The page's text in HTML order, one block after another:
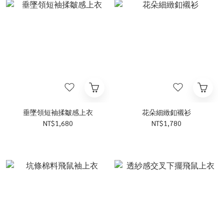
垂墜領短袖揉皺感上衣
NT$1,680
花朵細緻釦襯衫
NT$1,780